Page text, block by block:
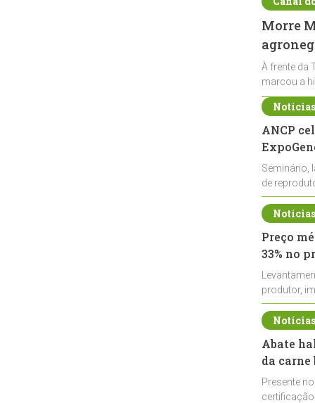
Morre
À frente da
marcou a
ANCP
Seminário,
de
durante a
Preço
33% no
produtor,
de leite cru
Abate
da
Presente